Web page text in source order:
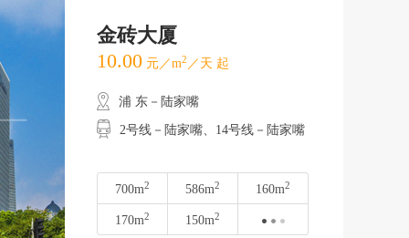
金砖大厦
10.00 元／m2 ／天 起
浦 东－陆家嘴
2号线－陆家嘴、14号线－陆家嘴
700m2 586m2 160m2
170m2 150m2